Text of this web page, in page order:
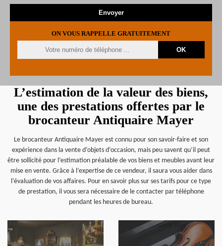
ON VOUS RAPPELLE GRATUITEMENT
L’estimation de la valeur des biens,
une des prestations offertes par le
brocanteur Antiquaire Mayer
Le brocanteur Antiquaire Mayer est connu pour son savoir-faire et son
expérience dans la vente d’objets d’occasion, mais peu savent qu’il peut
être sollicité pour l’estimation préalable de vos biens et meubles avant leur
mise en vente. Grâce à l’expertise de ce vendeur, il saura vous aider dans
l’évaluation de vos affaires. Pour en savoir plus sur ses tarifs pour ce type
de prestation, il vous sera nécessaire de le contacter par téléphone
pendant les heures de bureau.
en savoir plus en savoir plus